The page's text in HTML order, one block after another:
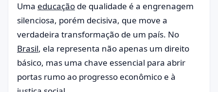
Uma educação de qualidade é a engrenagem
silenciosa, porém decisiva, que move a
verdadeira transformação de um país. No
Brasil, ela representa não apenas um direito
básico, mas uma chave essencial para abrir
portas rumo ao progresso econômico e à